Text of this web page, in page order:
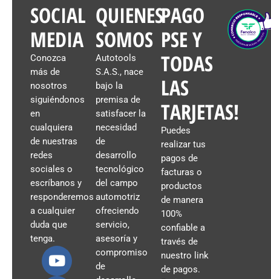
SOCIAL
MEDIA
Conozca
más de
nosotros
siguiéndonos
en
cualquiera
de nuestras
redes
sociales o
escríbanos y
responderemos
a cualquier
duda que
tenga.
QUIENES
SOMOS
Autotools
S.A.S., nace
bajo la
premisa de
satisfacer la
necesidad
de
desarrollo
tecnológico
del campo
automotriz
ofreciendo
servicio,
asesoría y
compromiso
de
PAGO
PSE Y
TODAS
LAS
TARJETAS!
Puedes
realizar tus
pagos de
facturas o
productos
de manera
100%
confiable a
través de
nuestro link
de pagos.